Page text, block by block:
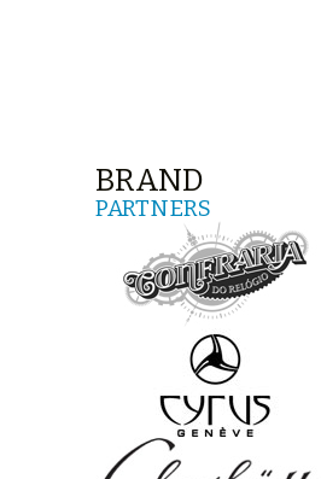
BRAND
PARTNERS